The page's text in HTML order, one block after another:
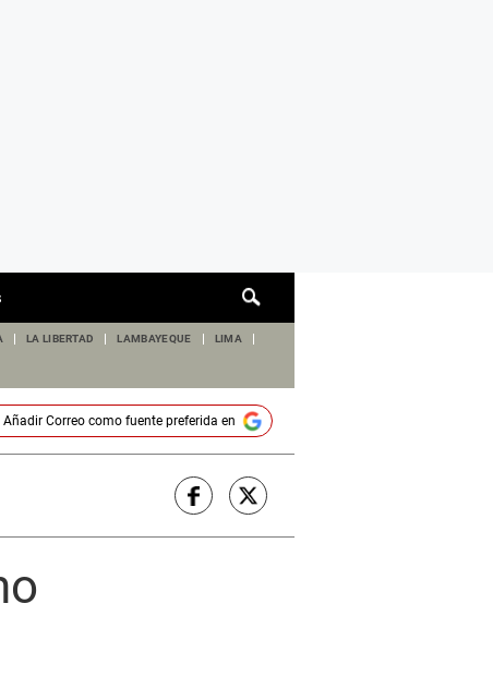
de
LA LIBERTAD LAMBAYEQUE LIMA
Añadir Correocomo fuente preferida en